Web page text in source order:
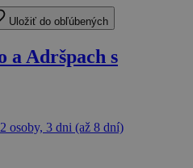
Uložiť do obľúbených
a Adršpach s
2 osoby, 3 dni (až 8 dní)